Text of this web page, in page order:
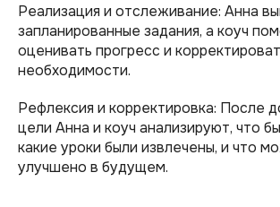
Реализация и отслеживание: Анна
запланированные задания, а коуч
оценивать прогресс и
необходимости.
Рефлексия и корректировка: После
цели Анна и коуч анализируют, что
какие уроки были извлечены, и что
улучшено в будущем.